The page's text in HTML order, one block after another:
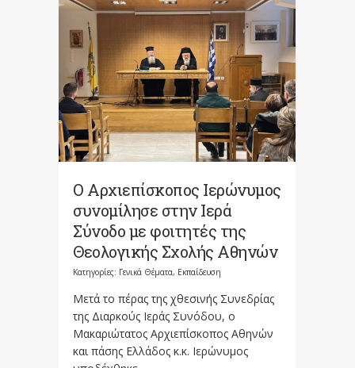
Ο Αρχιεπίσκοπος Ιερώνυμος
συνομίλησε στην Ιερά
Σύνοδο με φοιτητές της
Θεολογικής Σχολής Αθηνών
Κατηγορίες: Γενικά Θέματα, Εκπαίδευση
Μετά το πέρας της χθεσινής Συνεδρίας
της Διαρκούς Ιεράς Συνόδου, ο
Μακαριώτατος Αρχιεπίσκοπος Αθηνών
και πάσης Ελλάδος κ.κ. Ιερώνυμος